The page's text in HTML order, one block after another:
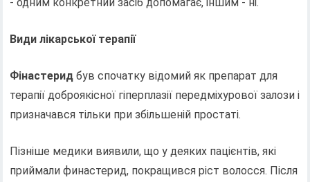
Види лікарської терапії
Фінастерид був спочатку відомий як препарат для
терапії доброякісної гіперплазії передміхурової залози і
призначався тільки при збільшеній простаті.
Пізніше медики виявили, що у деяких пацієнтів, які
приймали финастерид, покращився ріст волосся. Після